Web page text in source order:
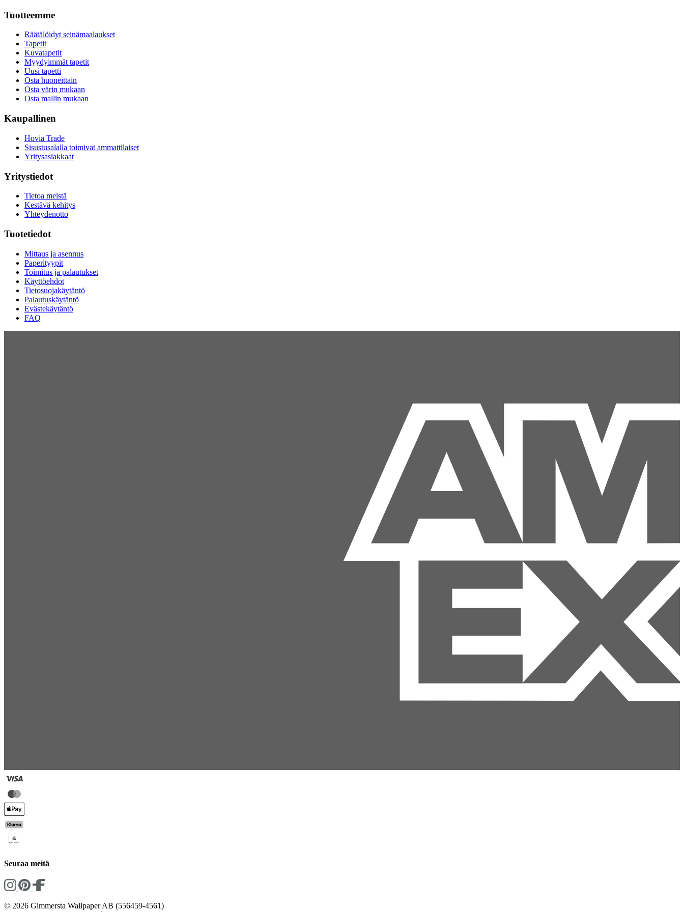
Tuotteemme
Räätälöidyt seinämaalaukset
Tapetit
Kuvatapetit
Myydyimmät tapetit
Uusi tapetti
Osta huoneittain
Osta värin mukaan
Osta mallin mukaan
Kaupallinen
Hovia Trade
Sisustusalalla toimivat ammattilaiset
Yritysasiakkaat
Yritystiedot
Tietoa meistä
Kestävä kehitys
Yhteydenotto
Tuotetiedot
Mittaus ja asennus
Paperityypit
Toimitus ja palautukset
Käyttöehdot
Tietosuojakäytäntö
Palautuskäytäntö
Evästekäytäntö
FAQ
Seuraa meitä
© 2026 Gimmersta Wallpaper AB (556459-4561)